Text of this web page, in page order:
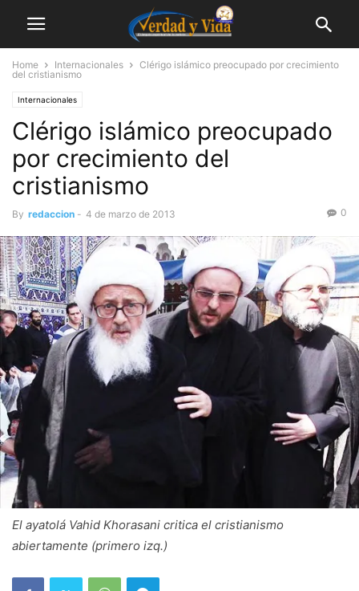
Home Internacionales
Clérigo islámico preocupado por crecimiento
del cristianismo
Internacionales
Clérigo islámico preocupado
por crecimiento del
cristianismo
By redaccion - 4 de marzo de 2013 0
El ayatolá Vahid Khorasani critica el cristianismo
abiertamente (primero izq.)